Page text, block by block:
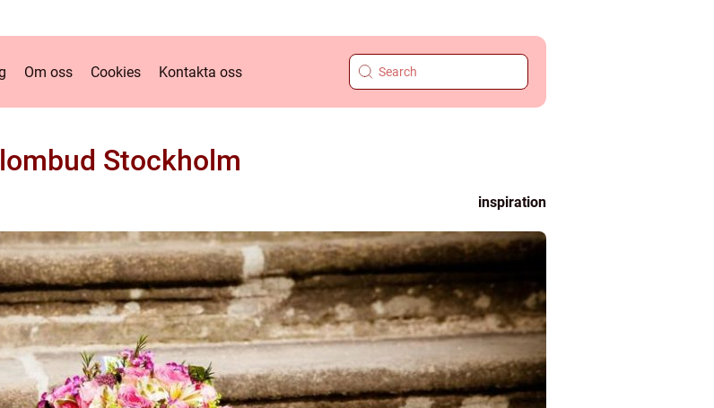
Om oss Cookies Kontakta oss
Stockholm
inspiration